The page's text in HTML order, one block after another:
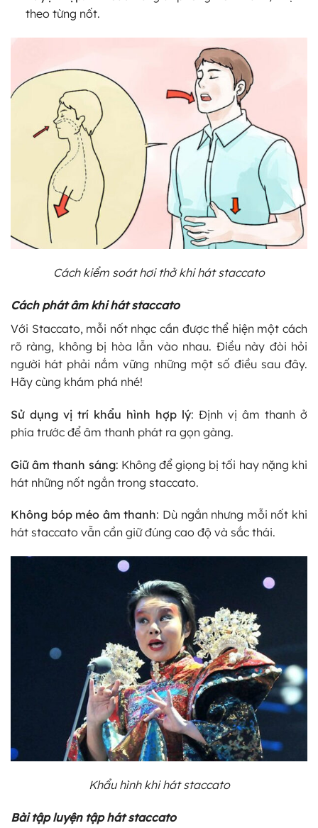
theo từng nốt.
Cách kiểm soát hơi thở khi hát staccato
Cách phát âm khi hát staccato
Với Staccato, mỗi nốt nhạc cần được thể hiện một cách
rõ ràng, không bị hòa lẫn vào nhau. Điều này đòi hỏi
người hát phải nắm vững những một số điều sau đây.
Hãy cùng khám phá nhé!
Sử dụng vị trí khẩu hình hợp lý: Định vị âm thanh ở
phía trước để âm thanh phát ra gọn gàng.
Giữ âm thanh sáng: Không để giọng bị tối hay nặng khi
hát những nốt ngắn trong staccato.
Không bóp méo âm thanh: Dù ngắn nhưng mỗi nốt khi
hát staccato vẫn cần giữ đúng cao độ và sắc thái.
Khẩu hình khi hát staccato
Bài tập luyện tập hát staccato